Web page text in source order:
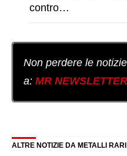
contro…
Non perdere le
a: MR NEWSLETTER
ALTRE NOTIZIE DA METALLI RARI